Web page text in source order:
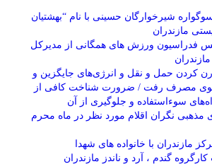
شیرخوارگان حسینی با نام “بهشتیان
مازندران
فدراسیون ورزش های همگانی از مدیرکل
کردن حمل و نقل و انرژی‌های جایگزین و
مصرف رفت / ضرورت شناخت کافی از
سوءاستفاده و جلوگیری از آن
مذهبی نگران اقلام مورد نظر در ماه محرم
مازندران با خانواده های شهدا
گندم ، آرد و ناندز مازندران